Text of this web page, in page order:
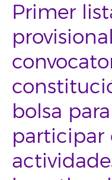
Primer
bolsa para
participar